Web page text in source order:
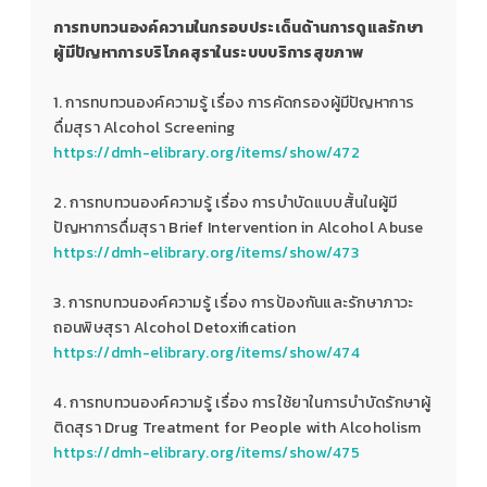
การทบทวนองค์ความในกรอบประเด็นด้านการดูแลรักษา
ผู้มีปัญหาการบริโภคสุราในระบบบริการสุขภาพ
1. การทบทวนองค์ความรู้ เรื่อง การคัดกรองผู้มีปัญหาการ
ดื่มสุรา Alcohol Screening
https://dmh-elibrary.org/items/show/472
2. การทบทวนองค์ความรู้ เรื่อง การบำบัดแบบสั้นในผู้มี
ปัญหาการดื่มสุรา Brief Intervention in Alcohol Abuse
https://dmh-elibrary.org/items/show/473
3. การทบทวนองค์ความรู้ เรื่อง การป้องกันและรักษาภาวะ
ถอนพิษสุรา Alcohol Detoxification
https://dmh-elibrary.org/items/show/474
4. การทบทวนองค์ความรู้ เรื่อง การใช้ยาในการบำบัดรักษาผู้
ติดสุรา Drug Treatment for People with Alcoholism
https://dmh-elibrary.org/items/show/475